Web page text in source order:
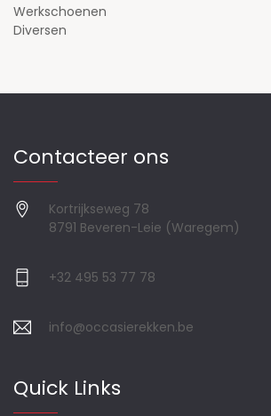
Werkschoenen
Diversen
Contacteer ons
Kortrijkseweg 78
8791 Beveren-Leie (Waregem)
+32 495 53 77 78
info@occasierekken.be
Quick Links